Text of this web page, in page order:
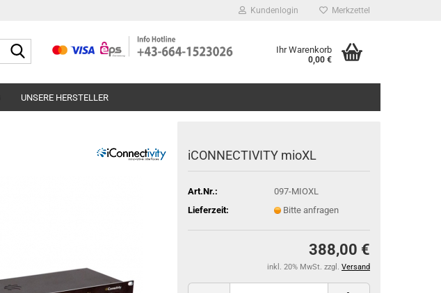
Kundenlogin Merkzettel
Suche...
Ihr Warenkorb
0,00 €
UNSERE HERSTELLER
iCONNECTIVITY mioXL
Art.Nr.:
097-MIOXL
Lieferzeit:
Bitte anfragen
388,00 €
inkl. 20% MwSt. zzgl. Versand